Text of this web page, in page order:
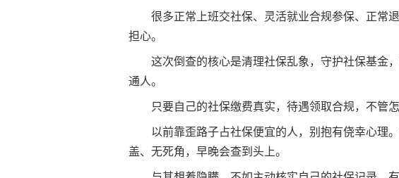
很多正常上班交社保、灵活就业合规参保、正常
担心。
这次倒查的核心是清理社保乱象，守护社保基金
通人。
只要自己的社保缴费真实，待遇领取合规，不管
以前靠歪路子占社保便宜的人，别抱有侥幸心理
盖、无死角，早晚会查到头上。